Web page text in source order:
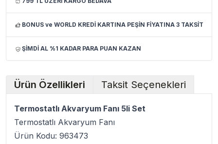
BONUS ve WORLD KREDİ KARTINA PEŞİN FİYATINA 3 TAKSİT
ŞİMDİ AL %1 KADAR PARA PUAN KAZAN
Ürün Özellikleri Taksit Seçenekleri
Termostatlı Akvaryum Fanı 5li Set
Termostatlı Akvaryum Fanı
Ürün Kodu: 963473